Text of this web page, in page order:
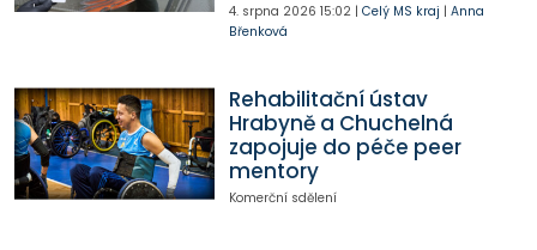
4. srpna 2026 15:02| Celý MS kraj | Anna
Břenková
Rehabilitační ústav
Hrabyně a Chuchelná
zapojuje do péče peer
mentory
Komerční sdělení